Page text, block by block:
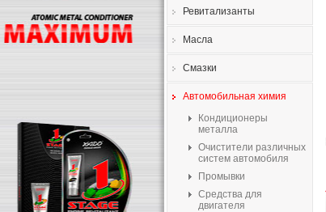
Ревитализанты
Масла
Смазки
Автомобильная химия
Кондиционеры
металла
Очистители различных
систем автомобиля
Промывки
Средства для
двигателя